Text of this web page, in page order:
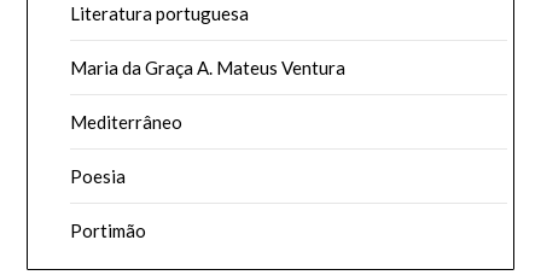
Literatura portuguesa
Maria da Graça A. Mateus Ventura
Mediterrâneo
Poesia
Portimão